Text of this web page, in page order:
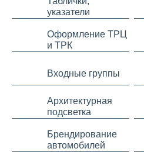
указатели
Оформление ТРЦ
и ТРК
Входные группы
Архитектурная
подсветка
Брендирование
автомобилей